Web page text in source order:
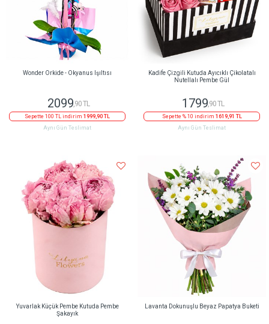
Wonder Orkide - Okyanus Işıltısı
2099,90 TL
Sepette 100 TL indirim 1999,90 TL
Aynı Gün Teslimat
Kadife Çizgili Kutuda Ayıcıklı Çikolatalı
Nutellalı Pembe Gül
1799,90 TL
Sepette % 10 indirim 1619,91 TL
Aynı Gün Teslimat
Yuvarlak Küçük Pembe Kutuda Pembe
Şakayık
Lavanta Dokunuşlu Beyaz Papatya Buketi